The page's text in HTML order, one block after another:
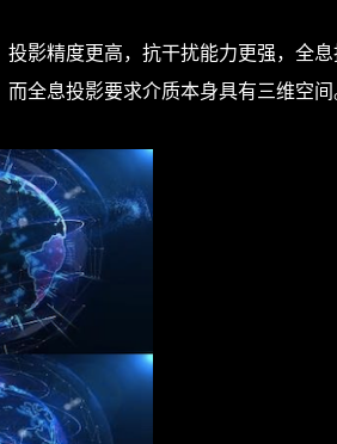
精度更高，抗干扰能力更强，全息
全息投影要求介质本身具有三维空